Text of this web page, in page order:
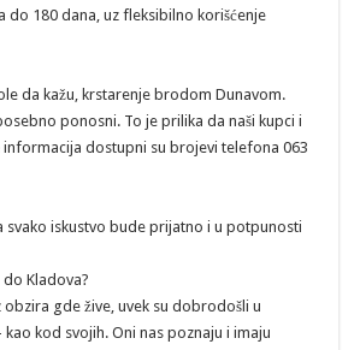
180 dana, uz fleksibilno korišćenje
da kažu, krstarenje brodom Dunavom.
ponosni. To je prilika da naši kupci i
dostupni su brojevi telefona 063
iskustvo bude prijatno i u potpunosti
Kladova?
gde žive, uvek su dobrodošli u
kod svojih. Oni nas poznaju i imaju